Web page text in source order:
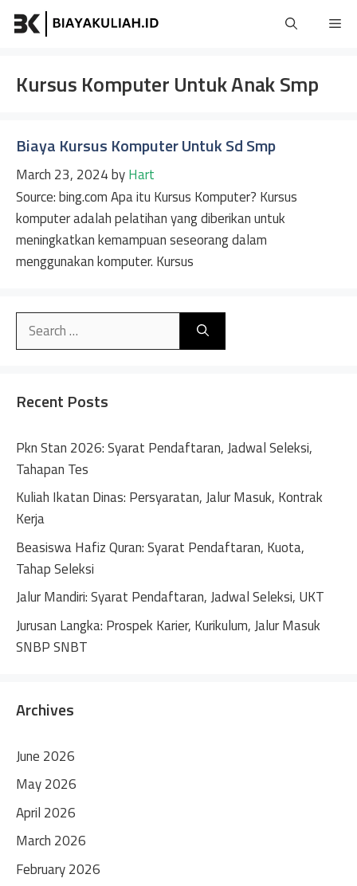
Skip
Kursus Komputer Untuk Anak Smp
Biaya Kursus Komputer Untuk Sd Smp
March 23, 2024byHart
Source: bing.com Apa itu Kursus Komputer? Kursus
komputer adalah pelatihan yang diberikan untuk
meningkatkan kemampuan seseorang dalam
menggunakan komputer. Kursus
Search
Recent Posts
Pkn Stan 2026: Syarat Pendaftaran, Jadwal Seleksi,
Tahapan Tes
Kuliah Ikatan Dinas: Persyaratan, Jalur Masuk, Kontrak
Kerja
Beasiswa Hafiz Quran: Syarat Pendaftaran, Kuota,
Tahap Seleksi
Jalur Mandiri: Syarat Pendaftaran, Jadwal Seleksi, UKT
Jurusan Langka: Prospek Karier, Kurikulum, Jalur Masuk
SNBP SNBT
Archives
June 2026
May 2026
April 2026
March 2026
February 2026